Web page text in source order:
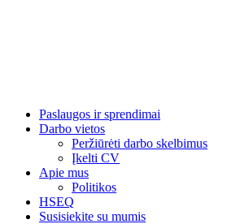
Paslaugos ir sprendimai
Darbo vietos
Peržiūrėti darbo skelbimus
Įkelti CV
Apie mus
Politikos
HSEQ
Susisiekite su mumis